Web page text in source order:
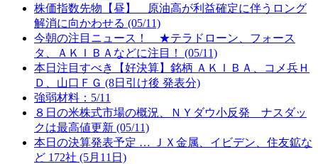
株価指数先物【昼】 原油高が利益確定に伴うロング
解消に向かわせる (05/11)
今朝の注目ニュース！ ★テラドローン、フォース
タ、ＡＫＩＢＡなどに注目！ (05/11)
本日注目すべき【好決算】銘柄 ＡＫＩＢＡ、コメ兵Ｈ
Ｄ、山口ＦＧ (8日引け後 発表分)
強弱材料：5/11
８日の米株式市場の概況、ＮＹダウ小反発 ナスダッ
クは最高値更新 (05/11)
本日の決算発表予定 … ＪＸ金属、イビデン、住友鉱な
ど 172社 (5月11日)